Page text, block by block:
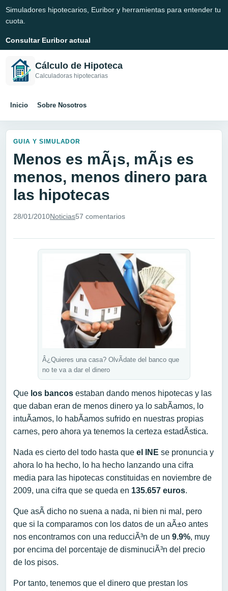
Simuladores hipotecarios, Euribor y herramientas para entender tu
cuota.
Consultar Euribor actual
Cálculo de Hipoteca
Calculadoras hipotecarias
Inicio Sobre Nosotros
GUIA Y SIMULADOR
Menos es mÃ¡s, mÃ¡s es
menos, menos dinero para
las hipotecas
28/01/2010Noticias57 comentarios
Â¿Quieres una casa? OlvÃ­date del banco que
no te va a dar el dinero
Que los bancos estaban dando menos hipotecas y las
que daban eran de menos dinero ya lo sabÃ­amos, lo
intuÃ­amos, lo habÃ­amos sufrido en nuestras propias
carnes, pero ahora ya tenemos la certeza estadÃ­stica.
Nada es cierto del todo hasta que el INE se pronuncia y
ahora lo ha hecho, lo ha hecho lanzando una cifra
media para las hipotecas constituidas en noviembre de
2009, una cifra que se queda en 135.657 euros.
Que asÃ­ dicho no suena a nada, ni bien ni mal, pero
que si la comparamos con los datos de un aÃ±o antes
nos encontramos con una reducciÃ³n de un 9.9%, muy
por encima del porcentaje de disminuciÃ³n del precio
de los pisos.
Por tanto, tenemos que el dinero que prestan los